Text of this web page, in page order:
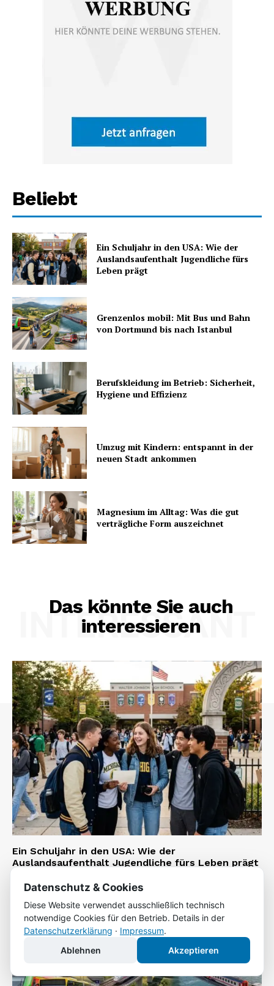
Beliebt
Ein Schuljahr in den USA: Wie der
Auslandsaufenthalt Jugendliche fürs
Leben prägt
Grenzenlos mobil: Mit Bus und Bahn
von Dortmund bis nach Istanbul
Berufskleidung im Betrieb: Sicherheit,
Hygiene und Effizienz
Umzug mit Kindern: entspannt in der
neuen Stadt ankommen
Magnesium im Alltag: Was die gut
verträgliche Form auszeichnet
Das könnte Sie auch
interessieren
INTERESSANT
Ein Schuljahr in den USA: Wie der
Auslandsaufenthalt Jugendliche fürs Leben prägt
Datenschutz & Cookies
Diese Website verwendet ausschließlich technisch
notwendige Cookies für den Betrieb. Details in der
Datenschutzerklärung · Impressum.
Ablehnen
Akzeptieren